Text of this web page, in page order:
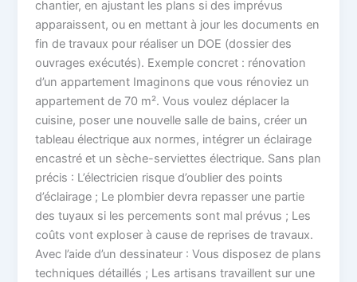
chantier, en ajustant les plans si des imprévus
apparaissent, ou en mettant à jour les documents en
fin de travaux pour réaliser un DOE (dossier des
ouvrages exécutés). Exemple concret : rénovation
d’un appartement Imaginons que vous rénoviez un
appartement de 70 m². Vous voulez déplacer la
cuisine, poser une nouvelle salle de bains, créer un
tableau électrique aux normes, intégrer un éclairage
encastré et un sèche-serviettes électrique. Sans plan
précis : L’électricien risque d’oublier des points
d’éclairage ; Le plombier devra repasser une partie
des tuyaux si les percements sont mal prévus ; Les
coûts vont exploser à cause de reprises de travaux.
Avec l’aide d’un dessinateur : Vous disposez de plans
techniques détaillés ; Les artisans travaillent sur une